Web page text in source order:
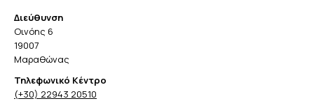
Διεύθυνση
Οινόης 6
19007
Μαραθώνας
Τηλεφωνικό Κέντρο
(+30) 22943 20510